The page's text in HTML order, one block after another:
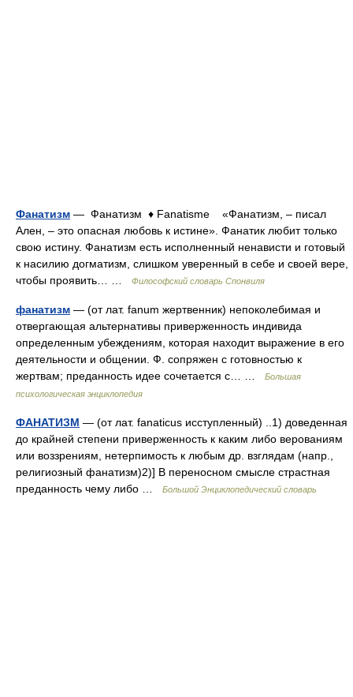
Фанатизм — Фанатизм ♦ Fanatisme «Фанатизм, – писал
Ален, – это опасная любовь к истине». Фанатик любит только
свою истину. Фанатизм есть исполненный ненависти и готовый
к насилию догматизм, слишком уверенный в себе и своей вере,
чтобы проявить… …
Философский словарь Спонвиля
фанатизм — (от лат. fanum жертвенник) непоколебимая и
отвергающая альтернативы приверженность индивида
определенным убеждениям, которая находит выражение в его
деятельности и общении. Ф. сопряжен с готовностью к
жертвам; преданность идее сочетается с… …
Большая
психологическая энциклопедия
ФАНАТИЗМ — (от лат. fanaticus исступленный) ..1) доведенная
до крайней степени приверженность к каким либо верованиям
или воззрениям, нетерпимость к любым др. взглядам (напр.,
религиозный фанатизм)2)] В переносном смысле страстная
преданность чему либо …
Большой Энциклопедический словарь